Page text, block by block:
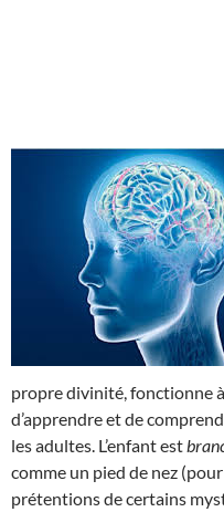
propre divinité, fonctionne
d’apprendre et de
les adultes. L’enfant est
comme un pied de nez
prétentions de certains